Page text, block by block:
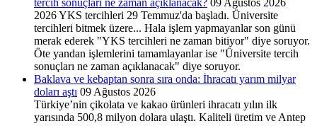
tercih sonuçları ne zaman açıklanacak? 09 Ağustos 2026
2026 YKS tercihleri 29 Temmuz'da başladı. Üniversite
tercihleri bitmek üzere... Hala işlem yapmayanlar son günü
merak ederek "YKS tercihleri ne zaman bitiyor" diye soruyor.
Öte yandan işlemlerini tamamlayanlar ise "Üniversite tercih
sonuçları ne zaman açıklanacak" diye soruyor.
Baklava ve kebaptan sonra sıra onda: İhracatı yarım milyar
doları aştı 09 Ağustos 2026
Türkiye’nin çikolata ve kakao ürünleri ihracatı yılın ilk
yarısında 500,8 milyon dolara ulaştı. Kaliteli üretim ve Antep